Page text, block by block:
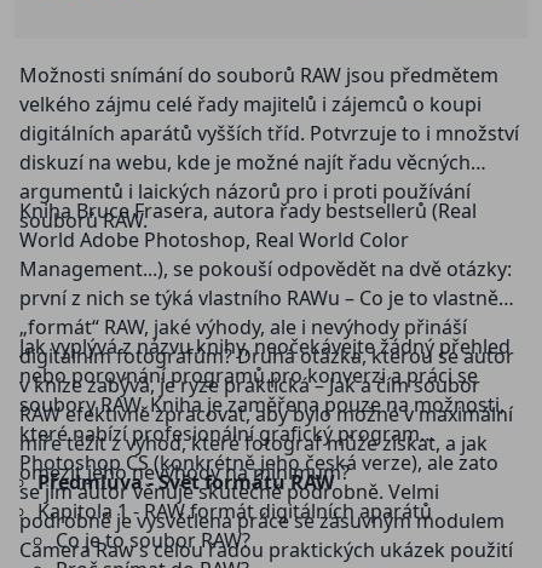
Možnosti snímání do souborů RAW jsou předmětem
velkého zájmu celé řady majitelů i zájemců o koupi
digitálních aparátů vyšších tříd. Potvrzuje to i množství
diskuzí na webu, kde je možné najít řadu věcných
argumentů i laických názorů pro i proti používání
souborů RAW.
Kniha Bruce Frasera, autora řady bestsellerů (Real
World Adobe Photoshop, Real World Color
Management...), se pokouší odpovědět na dvě otázky:
první z nich se týká vlastního RAWu – Co je to vlastně
„formát“ RAW, jaké výhody, ale i nevýhody přináší
digitálním fotografům? Druhá otázka, kterou se autor
v knize zabývá, je ryze praktická – Jak a čím soubor
RAW efektivně zpracovat, aby bylo možné v maximální
míře těžit z výhod, které fotograf může získat, a jak
omezit jeho nevýhody na minimum?
Jak vyplývá z názvu knihy, neočekávejte žádný přehled
nebo porovnání programů pro konverzi a práci se
soubory RAW. Kniha je zaměřena pouze na možnosti,
které nabízí profesionální grafický program
Photoshop CS (konkrétně jeho česká verze), ale zato
se jim autor věnuje skutečně podrobně. Velmi
podrobně je vysvětlena práce se zásuvným modulem
Camera Raw s celou řadou praktických ukázek použití
Předmluva - Svět formátu RAW
Kapitola 1 - RAW formát digitálních aparátů
Co je to soubor RAW?